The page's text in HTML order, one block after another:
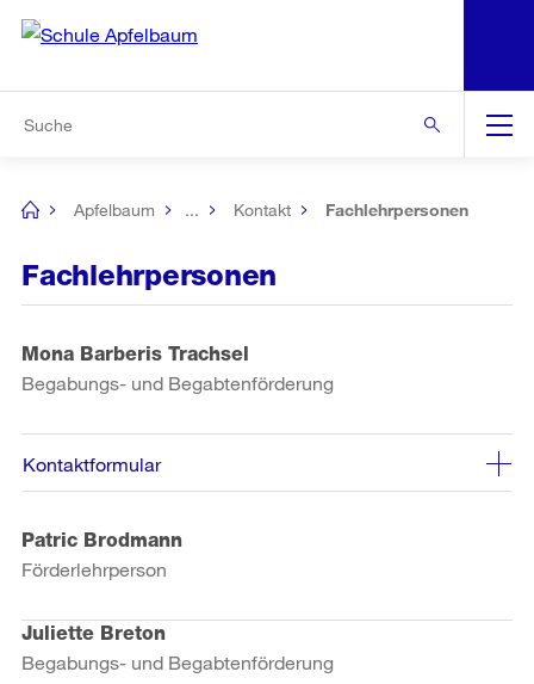
Navigation
[no
Apfelbaum ... Kontakt Fachlehrpersonen
Fachlehrpersonen
Mona Barberis Trachsel
Begabungs- und Begabtenförderung
Kontaktformular
Patric Brodmann
Förderlehrperson
Juliette Breton
Begabungs- und Begabtenförderung